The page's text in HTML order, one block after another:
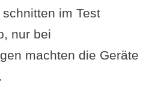
im Test
nur bei
machten die Geräte